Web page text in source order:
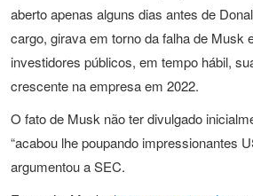
aberto apenas alguns dias antes de
cargo, girava em torno da falha de Musk
investidores públicos, em tempo hábil,
crescente na empresa em 2022.
O fato de Musk não ter divulgado
“acabou lhe poupando impressionantes
argumentou a SEC.